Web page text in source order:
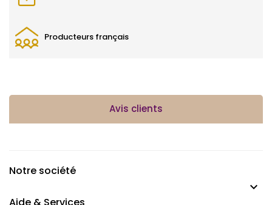
Producteurs français
Avis clients
Notre société

Aide & Services